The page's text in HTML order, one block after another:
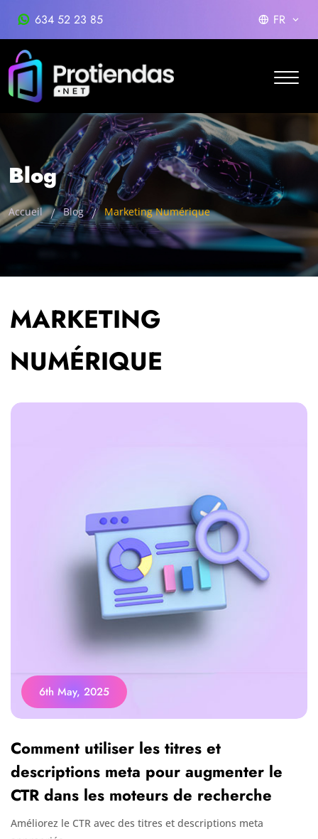
634 52 23 85 FR
Blog
Accueil Blog Marketing Numérique
MARKETING
NUMÉRIQUE
6th May, 2025
Comment utiliser les titres et
descriptions meta pour augmenter le
CTR dans les moteurs de recherche
Améliorez le CTR avec des titres et descriptions meta